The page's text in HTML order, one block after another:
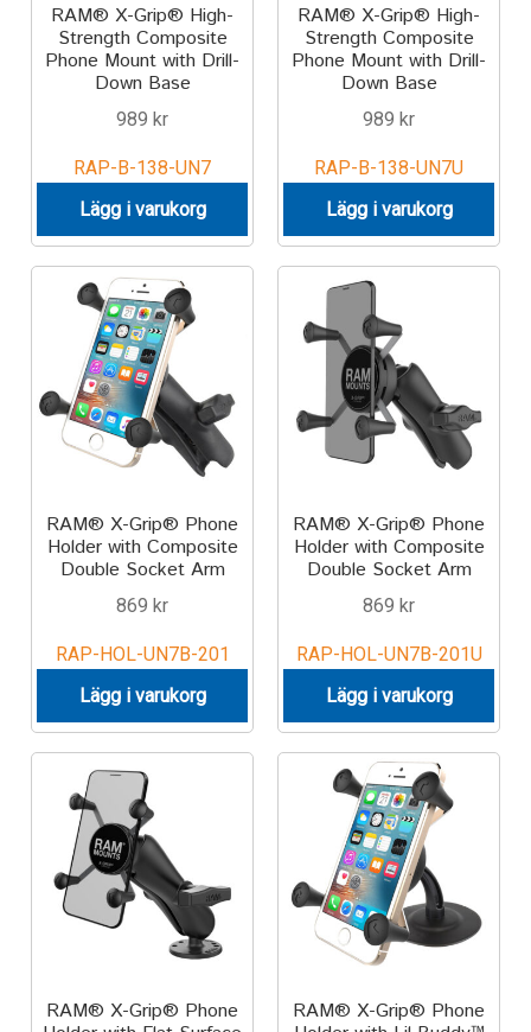
RAM® X-Grip® High-
Strength Composite
Phone Mount with Drill-
Down Base
989 kr
RAP-B-138-UN7
Lägg i varukorg
RAM® X-Grip® High-
Strength Composite
Phone Mount with Drill-
Down Base
989 kr
RAP-B-138-UN7U
Lägg i varukorg
RAM® X-Grip® Phone
Holder with Composite
Double Socket Arm
869 kr
RAP-HOL-UN7B-201
Lägg i varukorg
RAM® X-Grip® Phone
Holder with Composite
Double Socket Arm
869 kr
RAP-HOL-UN7B-201U
Lägg i varukorg
RAM® X-Grip® Phone
RAM® X-Grip® Phone